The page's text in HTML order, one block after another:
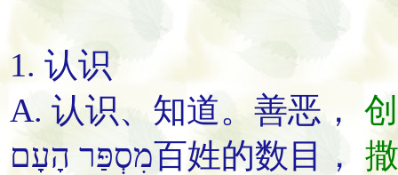
1. 认识
A. 认识、 知道。善恶，
מִסְפַּר הָעָם百姓的数目，